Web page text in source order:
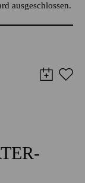
ausgeschlossen.